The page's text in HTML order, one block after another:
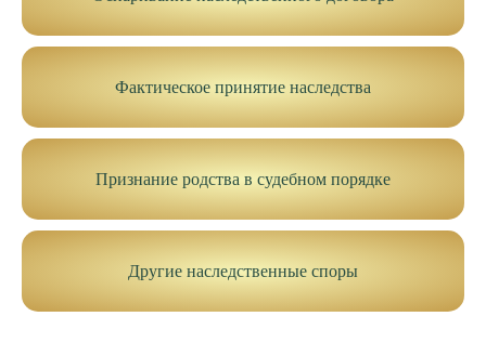
Фактическое принятие наследства
Признание родства в судебном порядке
Другие наследственные споры